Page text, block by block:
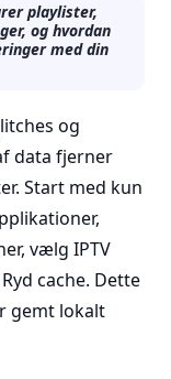
playlister,
og hvordan
med din
og
data fjerner
Start med kun
vælg IPTV
cache. Dette
gemt lokalt